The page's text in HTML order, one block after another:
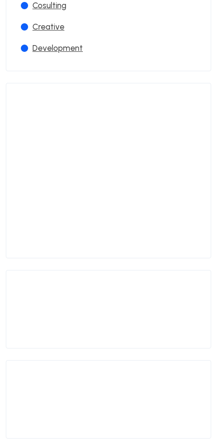
Cosulting
Creative
Development